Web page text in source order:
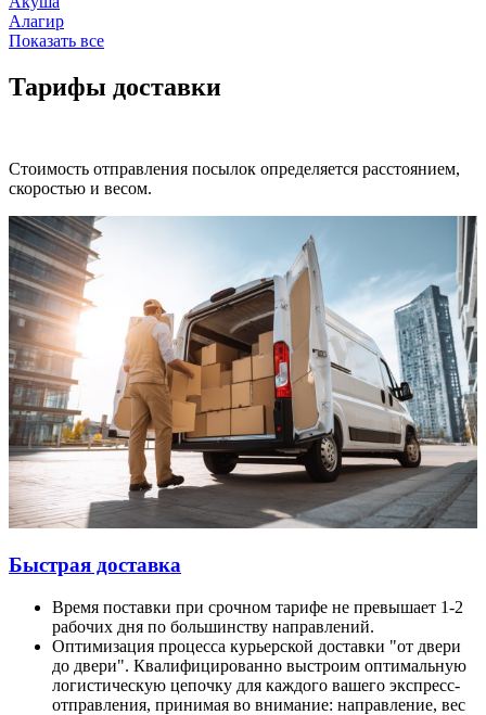
Алагир
Показать все
Тарифы доставки
Стоимость отправления посылок определяется расстоянием,
скоростью и весом.
Быстрая доставка
Время поставки при срочном тарифе не превышает 1-2
рабочих дня по большинству направлений.
Оптимизация процесса курьерской доставки "от двери
до двери". Квалифицированно выстроим оптимальную
логистическую цепочку для каждого вашего экспресс-
отправления, принимая во внимание: направление, вес